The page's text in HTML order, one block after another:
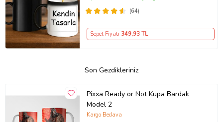
(64)
Sepet Fiyatı 349,93 TL
Son Gezdikleriniz
Pixxa Ready or Not Kupa Bardak
Model 2
Kargo Bedava